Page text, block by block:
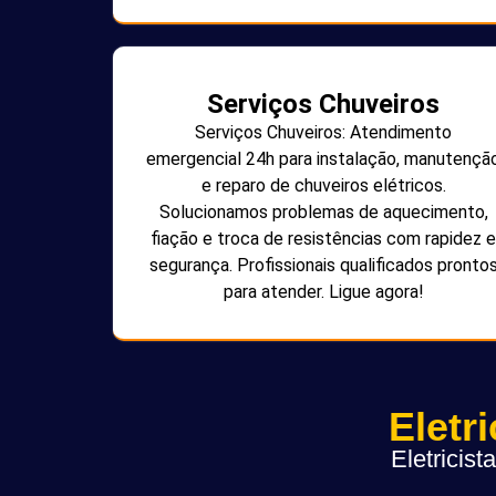
Serviços Chuveiros
Serviços Chuveiros: Atendimento
emergencial 24h para instalação,
e reparo de chuveiros elétricos.
Solucionamos problemas de aquecimento,
fiação e troca de resistências com rapidez e
segurança. Profissionais qualificados
para atender. Ligue agora!